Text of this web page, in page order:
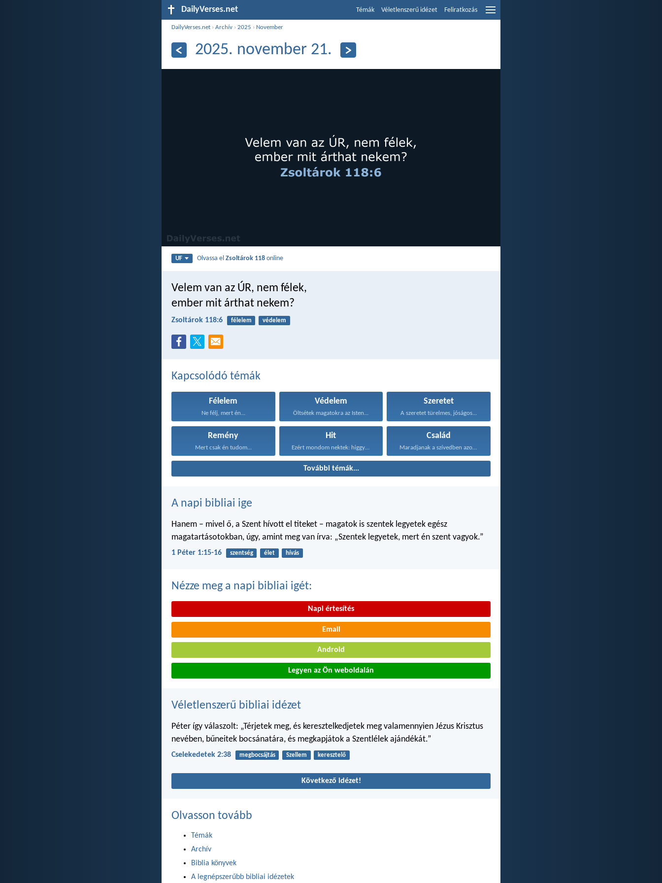
DailyVerses.net Témák Véletlenszerű idézet Feliratkozás
DailyVerses.net ›Archív ›2025 › November
2025. november 21.
UF Olvassa elZsoltárok 118 online
Velem van az ÚR, nem félek,
ember mit árthat nekem?
Zsoltárok 118:6 félelem védelem
Kapcsolódó témák
Félelem
Ne félj, mert én...
Védelem
Öltsétek magatokra az Isten...
Szeretet
A szeretet türelmes, jóságos...
Remény
Mert csak én tudom...
Hit Család
Maradjanak a szívedben azok...
További témák...
A napi bibliai ige
Hanem – mivel ő, a Szent hívott el titeket – magatok is szentek legyetek egész
magatartásotokban, úgy, amint meg van írva: „Szentek legyetek, mert én szent vagyok.”
1 Péter 1:15-16 szentség élet hívás
Nézze meg a napi bibliai igét:
Napi értesítés
Email
Android
Legyen az Ön weboldalán
Véletlenszerű bibliai idézet
Péter így válaszolt: „Térjetek meg, és keresztelkedjetek meg valamennyien Jézus Krisztus
nevében, bűneitek bocsánatára, és megkapjátok a Szentlélek ajándékát.”
Cselekedetek 2:38 megbocsájtás Szellem keresztelő
Következő idézet!
Olvasson tovább
Témák
Archív
Biblia könyvek
A legnépszerűbb bibliai idézetek